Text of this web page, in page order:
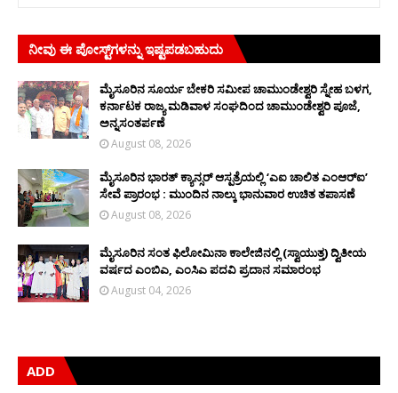
ನೀವು ಈ ಪೋಸ್ಟ್‌ಗಳನ್ನು ಇಷ್ಟಪಡಬಹುದು
ಮೈಸೂರಿನ ಸೂರ್ಯ ಬೇಕರಿ ಸಮೀಪ ಚಾಮುಂಡೇಶ್ವರಿ ಸ್ನೇಹ ಬಳಗ,
ಕರ್ನಾಟಕ ರಾಜ್ಯ ಮಡಿವಾಳ ಸಂಘದಿಂದ ಚಾಮುಂಡೇಶ್ವರಿ ಪೂಜೆ,
ಅನ್ನಸಂತರ್ಪಣೆ
August 08, 2026
ಮೈಸೂರಿನ ಭಾರತ್ ಕ್ಯಾನ್ಸರ್ ಆಸ್ಪತ್ರೆಯಲ್ಲಿ ‘ಎಐ ಚಾಲಿತ ಎಂಆರ್‌ಐ’
ಸೇವೆ ಪ್ರಾರಂಭ : ಮುಂದಿನ ನಾಲ್ಕು ಭಾನುವಾರ ಉಚಿತ ತಪಾಸಣೆ
August 08, 2026
ಮೈಸೂರಿನ ಸಂತ ಫಿಲೋಮಿನಾ ಕಾಲೇಜಿನಲ್ಲಿ (ಸ್ವಾಯುತ್ತ) ದ್ವಿತೀಯ
ವರ್ಷದ ಎಂಬಿಎ, ಎಂಸಿಎ ಪದವಿ ಪ್ರದಾನ ಸಮಾರಂಭ
August 04, 2026
ADD